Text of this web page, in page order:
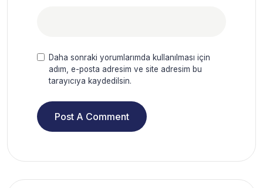
Daha sonraki yorumlarımda kullanılması için
adım, e-posta adresim ve site adresim bu
tarayıcıya kaydedilsin.